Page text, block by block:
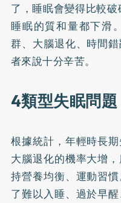
了，睡眠會變得比較
睡眠的質和量都下滑
群、大腦退化、時間
者來說十分辛苦。
4類型失眠問
根據統計，年輕時長
大腦退化的機率大增
持營養均衡、運動習
了難以入睡、過於早